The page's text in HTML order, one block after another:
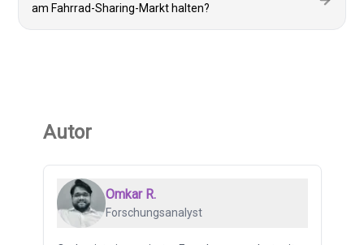
am Fahrrad-Sharing-Markt halten?
Autor
Omkar R.
Forschungsanalyst